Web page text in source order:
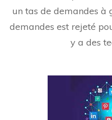
un tas de demandes à
demandes est rejeté
y a des